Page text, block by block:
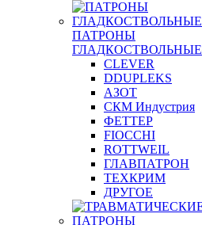
ПАТРОНЫ
ГЛАДКОСТВОЛЬНЫЕ
CLEVER
DDUPLEKS
АЗОТ
СКМ Индустрия
ФЕТТЕР
FIOCCHI
ROTTWEIL
ГЛАВПАТРОН
ТЕХКРИМ
ДРУГОЕ